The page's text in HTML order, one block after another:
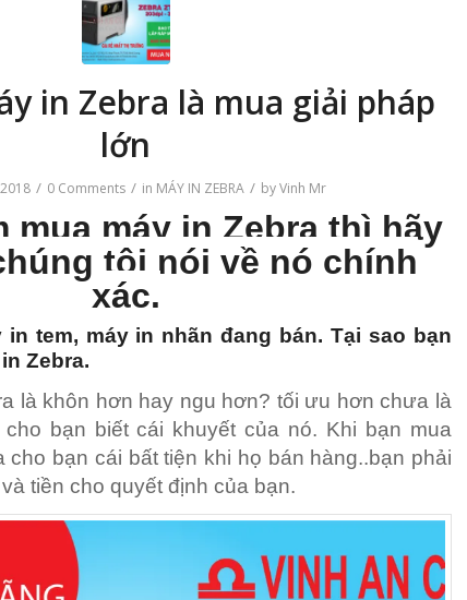
in Zebra là mua giải pháp
lớn
/ 0 Comments / in MÁY IN ZEBRA / byVinh Mr
mua máy in Zebra thì hãy
tôi nói về nó chính
xác.
tem, máy in nhãn đang bán. Tại sao bạn
Zebra.
là khôn hơn hay ngu hơn? tối ưu hơn chưa là
bạn biết cái khuyết của nó. Khi bạn mua
cho bạn cái bất tiện khi họ bán hàng..bạn phải
tiền cho quyết định của bạn.